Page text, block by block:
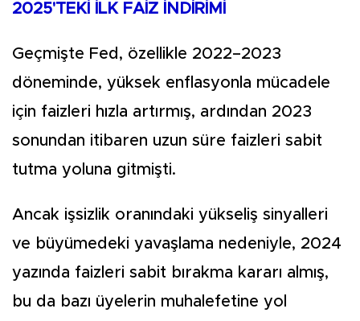
2025'TEKİ İLK FAİZ İNDİRİMİ
Geçmişte Fed, özellikle 2022–2023
döneminde, yüksek enflasyonla mücadele
için faizleri hızla artırmış, ardından 2023
sonundan itibaren uzun süre faizleri sabit
tutma yoluna gitmişti.
Ancak işsizlik oranındaki yükseliş sinyalleri
ve büyümedeki yavaşlama nedeniyle, 2024
yazında faizleri sabit bırakma kararı almış,
bu da bazı üyelerin muhalefetine yol